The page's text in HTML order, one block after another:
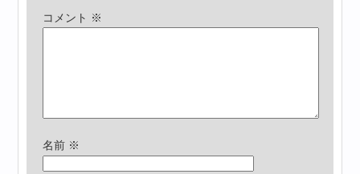
コメント ※
名前 ※